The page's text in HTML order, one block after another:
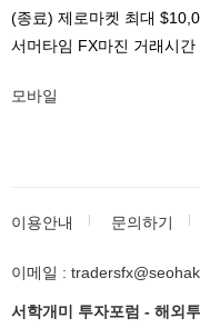
(종료) 제로마켓 최대 $10,000 보너스
서머타임 FX마진 거래시간
모바일
이용안내 문의하기
이메일 :
서학개미 투자포럼 - 해외